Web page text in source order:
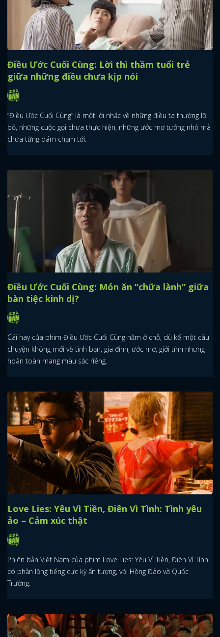
Điều Ước Cuối Cùng: Lời thì thầm tuổi trẻ
giữa những điều chưa kịp nói
“Điều Ước Cuối Cùng” là một lời nhắc về những điều ta thường lỡ
bỏ, những cuộc gọi chưa thực hiện, những ước mơ tưởng nhỏ mà
chưa từng dám chạm tới.
Điều Ước Cuối Cùng: Món ăn “chữa lành” giữa
bàn tiệc kinh dị?
Cái hay của phim Điều Ước Cuối Cùng nằm ở chỗ, dù kể một câu
chuyện không mới về tình bạn, gia đình, ước mơ, giới tính nhưng
hoàn toàn mang màu sắc riêng.
Love Lies: Yêu Vì Tiền, Điên Vì Tình: Tình yêu
ảo – Cảm xúc thật
Phiên bản Việt Nam của phim Love Lies: Yêu Vì Tiền, Điên Vì Tình
có phần lồng tiếng cực kỳ ấn tượng, với Hồng Đào và Quốc
Trường.